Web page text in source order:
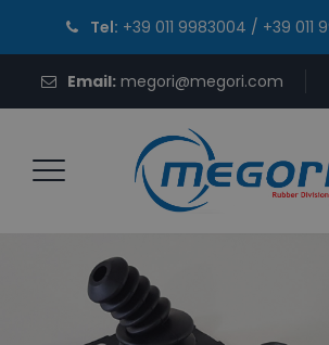
Tel: +39 011 9983004 / +39 011
Email: megori@megori.com